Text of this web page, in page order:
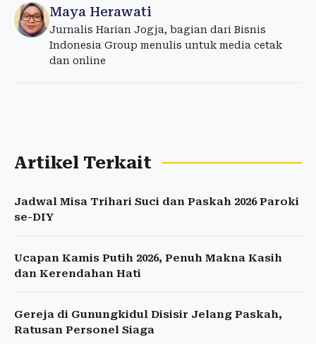
Maya Herawati
Jurnalis Harian Jogja, bagian dari Bisnis
Indonesia Group menulis untuk media cetak
dan online
Artikel Terkait
Jadwal Misa Trihari Suci dan Paskah 2026 Paroki
se-DIY
Ucapan Kamis Putih 2026, Penuh Makna Kasih
dan Kerendahan Hati
Gereja di Gunungkidul Disisir Jelang Paskah,
Ratusan Personel Siaga